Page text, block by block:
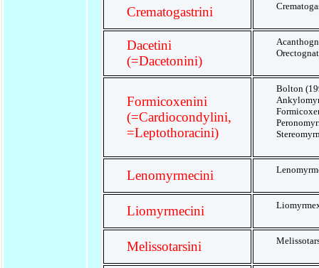
Crematogastrini
Dacetini
(=Dacetonini)
Formicoxenini
(=Cardiocondylini,
=Leptothoracini)
Bolton
Lenomyrmecini
Liomyrmecini
Melissotarsini